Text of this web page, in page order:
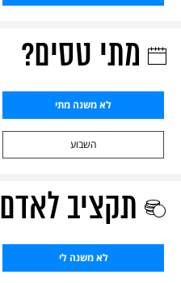
מתי טסים?
לא משנה מתי
השבוע
תקציב לאדם
לא משנה לי